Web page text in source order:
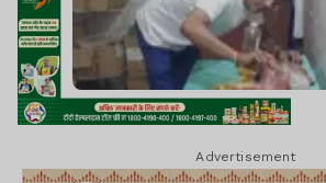
Advertisement